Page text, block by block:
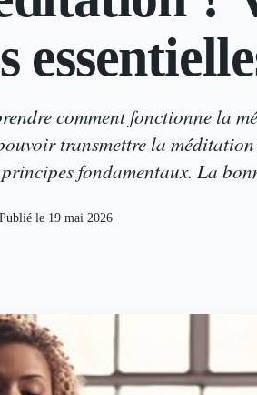
comment fonctionne la
transmettre la méditation
fondamentaux. La
le 19 mai 2026